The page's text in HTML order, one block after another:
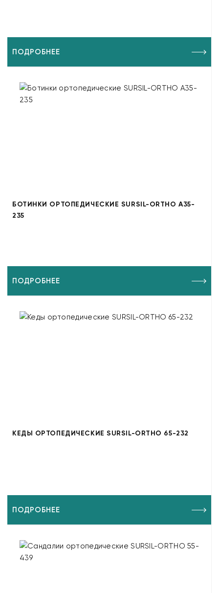
ПОДРОБНЕЕ
БОТИНКИ ОРТОПЕДИЧЕСКИЕ SURSIL-ORTHO A35-
235
ПОДРОБНЕЕ
КЕДЫ ОРТОПЕДИЧЕСКИЕ SURSIL-ORTHO 65-232
ПОДРОБНЕЕ